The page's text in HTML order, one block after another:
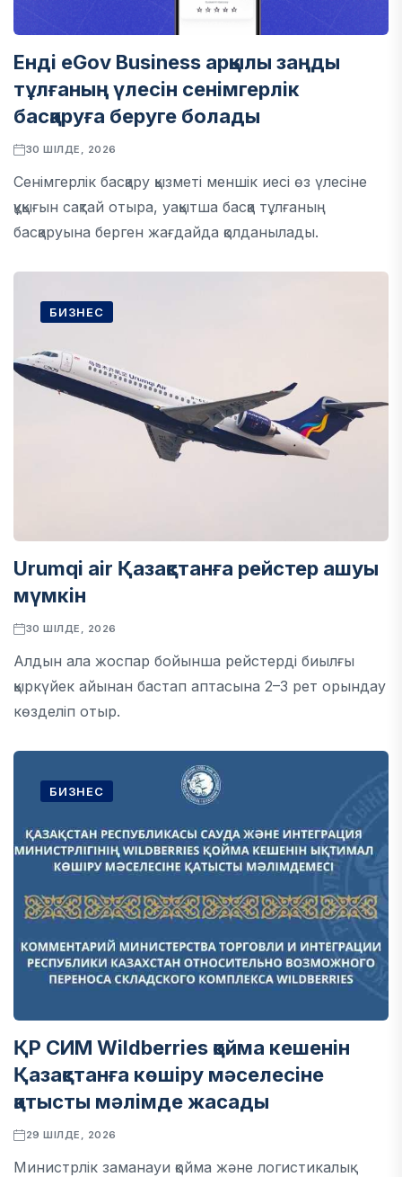
Енді eGov Business арқылы заңды
тұлғаның үлесін сенімгерлік
басқаруға беруге болады
30 ШІЛДЕ, 2026
Сенімгерлік басқару қызметі меншік иесі өз үлесіне
құқығын сақтай отыра, уақытша басқа тұлғаның
басқаруына берген жағдайда қолданылады.
БИЗНЕС
Urumqi air Қазақстанға рейстер ашуы
мүмкін
30 ШІЛДЕ, 2026
Алдын ала жоспар бойынша рейстерді биылғы
қыркүйек айынан бастап аптасына 2–3 рет орындау
көзделіп отыр.
БИЗНЕС
ҚР СИМ Wildberries қойма кешенін
Қазақстанға көшіру мәселесіне
қатысты мәлімде жасады
29 ШІЛДЕ, 2026
Министрлік заманауи қойма және логистикалық